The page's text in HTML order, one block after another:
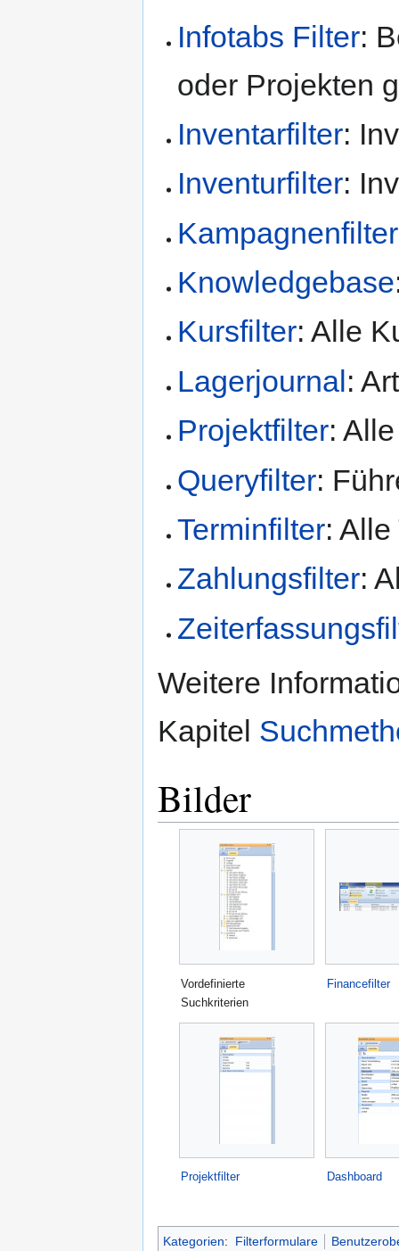
Infotabs Filter:
oder Projekten
Inventarfilter:
Inventurfilter:
Kampagnenfilter
Knowledgebase
Kursfilter: Alle
Lagerjournal:
Projektfilter:
Queryfilter:
Terminfilter:
Zahlungsfilter:
Weitere
Kapitel
Bilder
Vordefinierte
Suchkriterien
Financefilter
Projektfilter Dashboard
Kategorien: Filterformulare